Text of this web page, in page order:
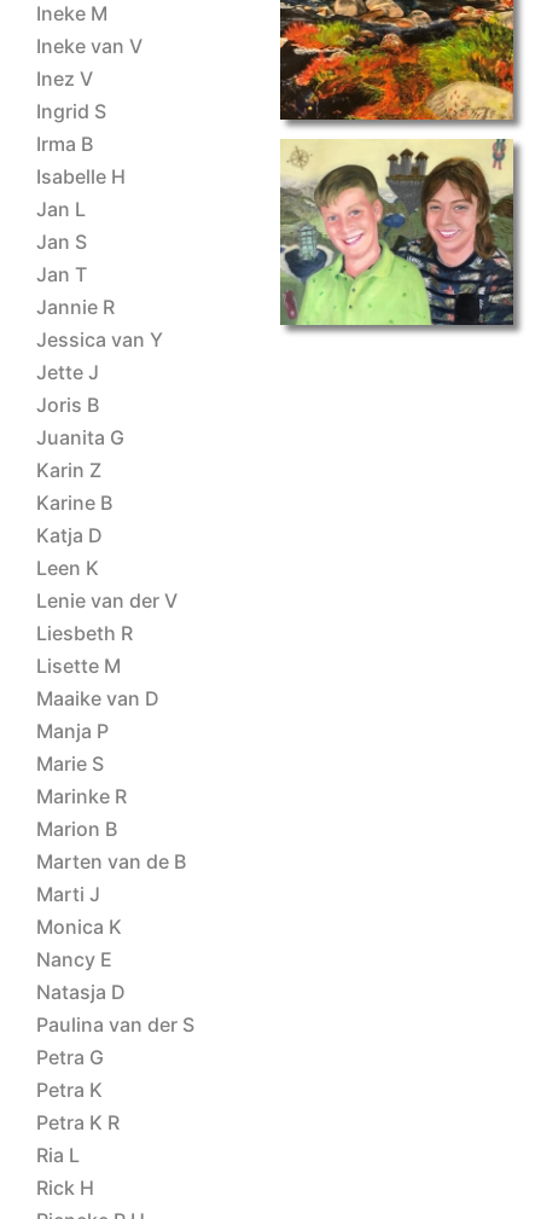
Ineke M
Ineke van V
Inez V
Ingrid S
Irma B
Isabelle H
Jan L
Jan S
Jan T
Jannie R
Jessica van Y
Jette J
Joris B
Juanita G
Karin Z
Karine B
Katja D
Leen K
Lenie van der V
Liesbeth R
Lisette M
Maaike van D
Manja P
Marie S
Marinke R
Marion B
Marten van de B
Marti J
Monica K
Nancy E
Natasja D
Paulina van der S
Petra G
Petra K
Petra K R
Ria L
Rick H
portretten